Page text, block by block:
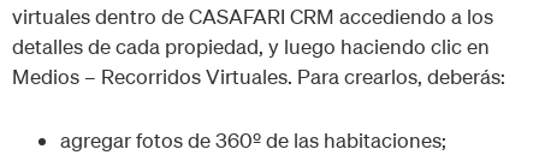
virtuales dentro de CASAFARI CRM accediendo a los
detalles de cada propiedad, y luego haciendo clic en
Medios – Recorridos Virtuales. Para crearlos, deberás:
agregar fotos de 360º de las habitaciones;